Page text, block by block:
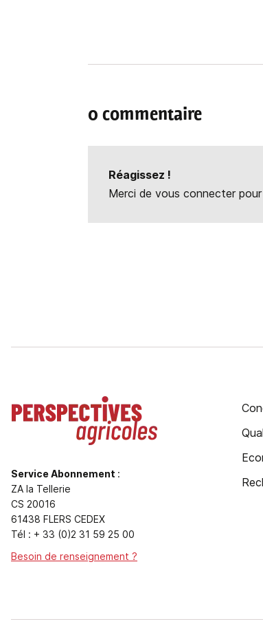
0 commentaire
Réagissez !
Merci de vous connecter
Service Abonnement :
ZA la Tellerie
CS 20016
61438 FLERS CEDEX
Tél : + 33 (0)2 31 59 25 00
Besoin de renseignement ?